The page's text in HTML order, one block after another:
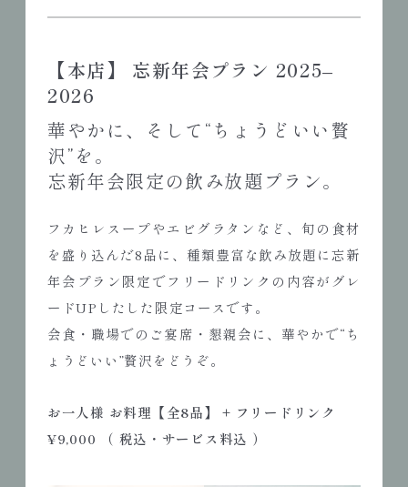
【本店】
忘新年会プラン 2025–
2026
華やかに、そして“ちょうどいい贅
沢”を。
忘新年会限定の飲み放題プラン。
フカヒレスープやエビグラタンなど、旬の食材
を盛り込んだ8品に、種類豊富な飲み放題に忘新
年会プラン限定でフリードリンクの内容がグレ
ードUPしたした限定コースです。
会食・職場でのご宴席・懇親会に、華やかで“ち
ょうどいい”贅沢をどうぞ。
お一人様 お料理【全8品】 + フリードリンク
¥9,000 （ 税込・サービス料込 ）